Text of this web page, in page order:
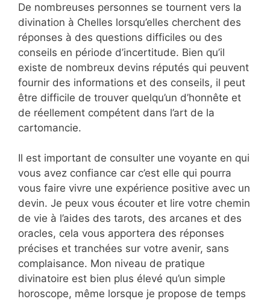
De nombreuses personnes se tournent vers la
divination à Chelles lorsqu’elles cherchent des
réponses à des questions difficiles ou des
conseils en période d’incertitude. Bien qu’il
existe de nombreux devins réputés qui peuvent
fournir des informations et des conseils, il peut
être difficile de trouver quelqu’un d’honnête et
de réellement compétent dans l’art de la
cartomancie.
Il est important de consulter une voyante en qui
vous avez confiance car c’est elle qui pourra
vous faire vivre une expérience positive avec un
devin. Je peux vous écouter et lire votre chemin
de vie à l’aides des tarots, des arcanes et des
oracles, cela vous apportera des réponses
précises et tranchées sur votre avenir, sans
complaisance. Mon niveau de pratique
divinatoire est bien plus élevé qu’un simple
horoscope, même lorsque je propose de temps